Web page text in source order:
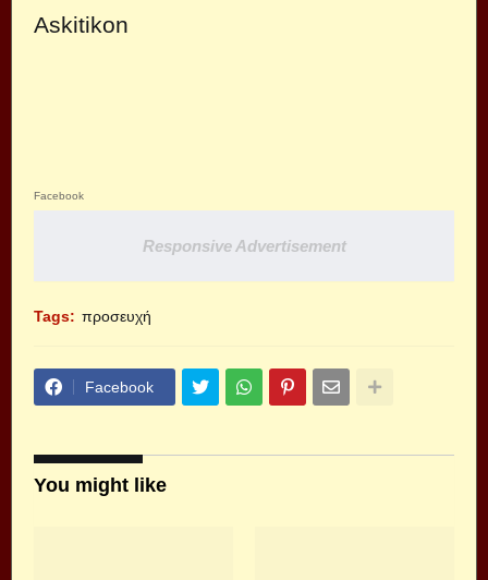
Askitikon
Facebook
Responsive Advertisement
Tags: προσευχή
Facebook
You might like